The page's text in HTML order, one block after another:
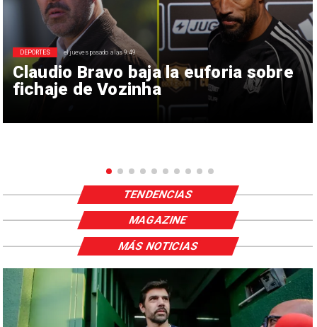
Claudio Bravo baja la euforia sobre
fichaje de Vozinha
DEPORTES el jueves pasado a las 9:49
TENDENCIAS
MAGAZINE
MÁS NOTICIAS